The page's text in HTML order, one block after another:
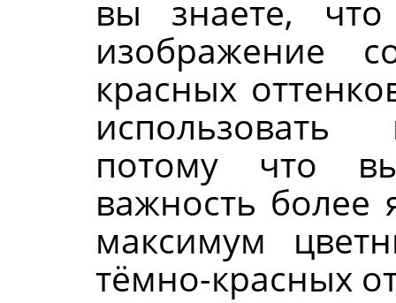
вы знаете,
изображение
красных
потому что
важность более
максимум
тёмно-красных